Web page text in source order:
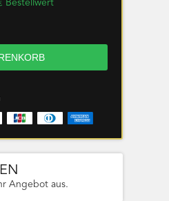
Bestellwert
Angebot aus.